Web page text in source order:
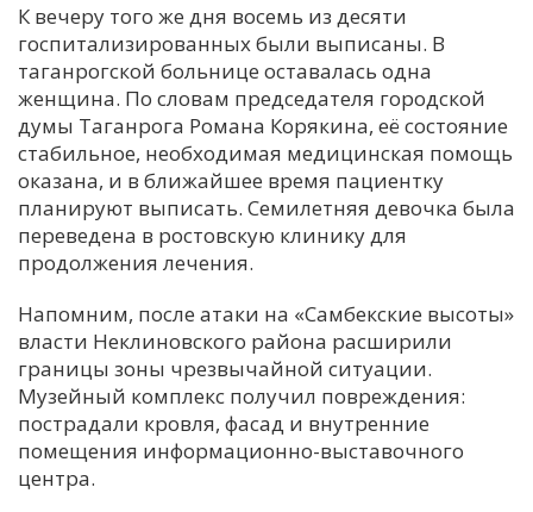
Я
К вечеру того же дня восемь из десяти
госпитализированных были выписаны. В
таганрогской больнице оставалась одна
женщина. По словам председателя городской
думы Таганрога Романа Корякина, её состояние
стабильное, необходимая медицинская помощь
оказана, и в ближайшее время пациентку
планируют выписать. Семилетняя девочка была
переведена в ростовскую клинику для
продолжения лечения.
Напомним, после атаки на «Самбекские высоты»
власти Неклиновского района расширили
границы зоны чрезвычайной ситуации.
Музейный комплекс получил повреждения:
пострадали кровля, фасад и внутренние
помещения информационно-выставочного
центра.